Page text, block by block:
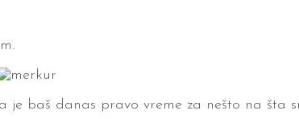
baš danas pravo vreme za nešto na šta